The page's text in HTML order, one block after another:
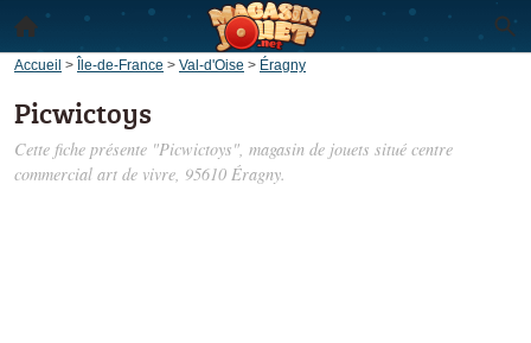
Accueil > Île-de-France > Val-d'Oise > Éragny
Picwictoys
Cette fiche présente "Picwictoys", magasin de jouets situé centre
commercial art de vivre, 95610 Éragny.